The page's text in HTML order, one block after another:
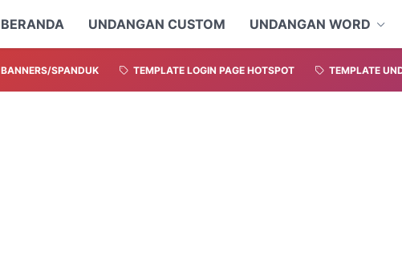
BERANDA UNDANGAN CUSTOM UNDANGAN WORD
BANNERS/SPANDUK TEMPLATE LOGIN PAGE HOTSPOT TEMPLATE